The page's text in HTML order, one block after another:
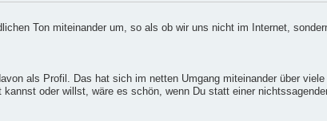
Ton miteinander um, so als ob wir uns nicht im Internet,
als Profil. Das hat sich im netten Umgang miteinander über
oder willst, wäre es schön, wenn Du statt einer